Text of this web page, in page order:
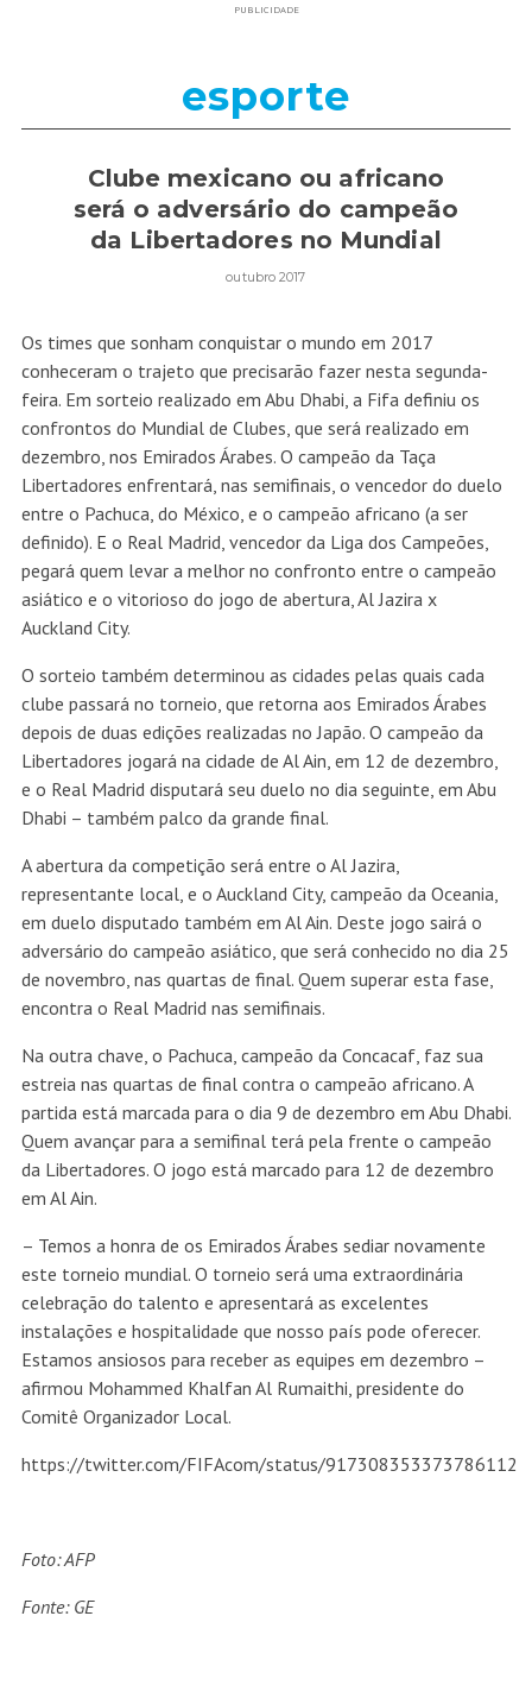
PUBLICIDADE
esporte
Clube mexicano ou africano
será o adversário do campeão
da Libertadores no Mundial
outubro 2017
Os times que sonham conquistar o mundo em 2017
conheceram o trajeto que precisarão fazer nesta segunda-
feira. Em sorteio realizado em Abu Dhabi, a Fifa definiu os
confrontos do Mundial de Clubes, que será realizado em
dezembro, nos Emirados Árabes. O campeão da Taça
Libertadores enfrentará, nas semifinais, o vencedor do duelo
entre o Pachuca, do México, e o campeão africano (a ser
definido). E o Real Madrid, vencedor da Liga dos Campeões,
pegará quem levar a melhor no confronto entre o campeão
asiático e o vitorioso do jogo de abertura, Al Jazira x
Auckland City.
O sorteio também determinou as cidades pelas quais cada
clube passará no torneio, que retorna aos Emirados Árabes
depois de duas edições realizadas no Japão. O campeão da
Libertadores jogará na cidade de Al Ain, em 12 de dezembro,
e o Real Madrid disputará seu duelo no dia seguinte, em Abu
Dhabi – também palco da grande final.
A abertura da competição será entre o Al Jazira,
representante local, e o Auckland City, campeão da Oceania,
em duelo disputado também em Al Ain. Deste jogo sairá o
adversário do campeão asiático, que será conhecido no dia 25
de novembro, nas quartas de final. Quem superar esta fase,
encontra o Real Madrid nas semifinais.
Na outra chave, o Pachuca, campeão da Concacaf, faz sua
estreia nas quartas de final contra o campeão africano. A
partida está marcada para o dia 9 de dezembro em Abu Dhabi.
Quem avançar para a semifinal terá pela frente o campeão
da Libertadores. O jogo está marcado para 12 de dezembro
em Al Ain.
– Temos a honra de os Emirados Árabes sediar novamente
este torneio mundial. O torneio será uma extraordinária
celebração do talento e apresentará as excelentes
instalações e hospitalidade que nosso país pode oferecer.
Estamos ansiosos para receber as equipes em dezembro –
afirmou Mohammed Khalfan Al Rumaithi, presidente do
Comitê Organizador Local.
https://twitter.com/FIFAcom/status/917308353373786112
Foto: AFP
Fonte: GE